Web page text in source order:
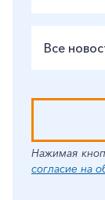
Все
Нажимая
согласие на